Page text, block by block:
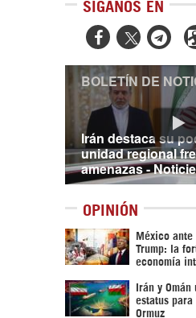
SÍGANOS EN

Irán destaca su
unidad regional
amenazas -
BOLETÍN DE
OPINIÓN
México ante
Trump: la
economía
Irán y Omán
estatus para
Ormuz